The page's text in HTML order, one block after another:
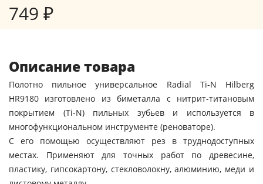
749 ₽
Описание товара
Полотно пильное универсальное Radial Ti-N Hilberg
HR9180 изготовлено из биметалла с нитрит-титановым
покрытием (Ti-N) пильных зубьев и используется в
многофункциональном инструменте (реноваторе).
С его помощью осуществляют рез в труднодоступных
местах. Применяют для точных работ по древесине,
пластику, гипсокартону, стекловолокну, алюминию, меди и